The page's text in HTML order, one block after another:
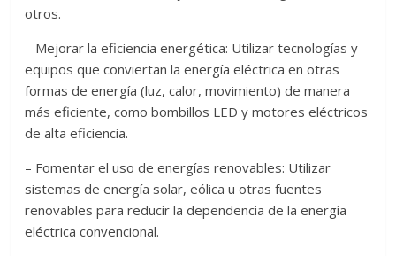
otros.
– Mejorar la eficiencia energética: Utilizar tecnologías y
equipos que conviertan la energía eléctrica en otras
formas de energía (luz, calor, movimiento) de manera
más eficiente, como bombillos LED y motores eléctricos
de alta eficiencia.
– Fomentar el uso de energías renovables: Utilizar
sistemas de energía solar, eólica u otras fuentes
renovables para reducir la dependencia de la energía
eléctrica convencional.